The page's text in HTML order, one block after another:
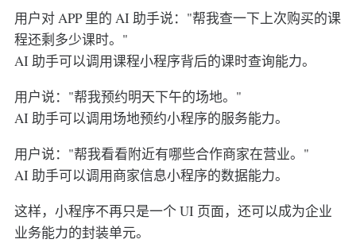
用户对 APP 里的 AI 助手说："帮我查一下上次购买的课
程还剩多少课时。"
AI 助手可以调用课程小程序背后的课时查询能力。
用户说："帮我预约明天下午的场地。"
AI 助手可以调用场地预约小程序的服务能力。
用户说："帮我看看附近有哪些合作商家在营业。"
AI 助手可以调用商家信息小程序的数据能力。
这样，小程序不再只是一个 UI 页面，还可以成为企业
业务能力的封装单元。